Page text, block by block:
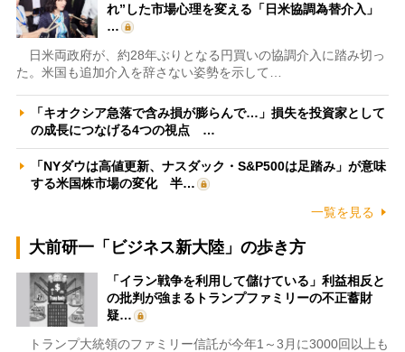
れ”した市場心理を変える「日米協調為替介入」
…
日米両政府が、約28年ぶりとなる円買いの協調介入に踏み切っ
た。米国も追加介入を辞さない姿勢を示して…
「キオクシア急落で含み損が膨らんで…」損失を投資家として
の成長につなげる4つの視点 …
「NYダウは高値更新、ナスダック・S&P500は足踏み」が意味
する米国株市場の変化 半…
一覧を見る
大前研一「ビジネス新大陸」の歩き方
「イラン戦争を利用して儲けている」利益相反と
の批判が強まるトランプファミリーの不正蓄財
疑…
トランプ大統領のファミリー信託が今年1～3月に3000回以上も